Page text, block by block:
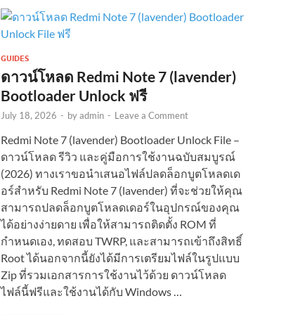
GUIDES
ดาวน์โหลด Redmi Note 7 (lavender)
Bootloader Unlock ฟรี
July 18, 2026 - byadmin - Leave a Comment
Redmi Note 7 (lavender) Bootloader Unlock File –
ดาวน์โหลด รีวิว และคู่มือการใช้งานฉบับสมบูรณ์
(2026) ทางเราขอนำเสนอไฟล์ปลดล็อกบูตโหลดเด
อร์สำหรับ Redmi Note 7 (lavender) ที่จะช่วยให้คุณ
สามารถปลดล็อกบูตโหลดเดอร์ในอุปกรณ์ของคุณ
ได้อย่างง่ายดาย เพื่อให้สามารถติดตั้ง ROM ที่
กำหนดเอง, ทดสอบ TWRP, และสามารถเข้าถึงสิทธิ์
Root ได้นอกจากนี้ยังได้มีการเตรียมไฟล์ในรูปแบบ
Zip ที่รวมเอกสารการใช้งานไว้ด้วย ดาวน์โหลด
ไฟล์นี้ฟรีและใช้งานได้กับ Windows …